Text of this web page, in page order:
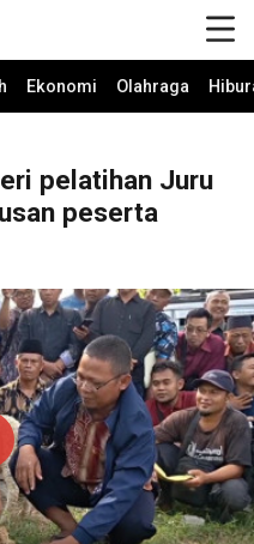
Ekonomi Olahraga
pelatihan Juru
peserta